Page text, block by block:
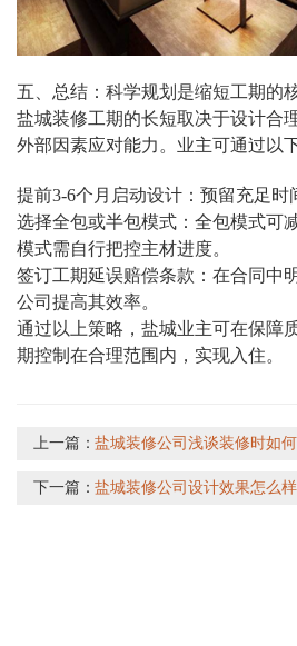
五、总结：科学规划是缩短工期的
盐城装修工期的长短取决于设计合
外部因素应对能力。业主可通过以
提前3-6个月启动设计：预留充足时
选择全包或半包模式：全包模式可
模式需自行把控主材进度。
签订工期延误赔偿条款：在合同中
公司提高其效率。
通过以上策略，盐城业主可在保障
期控制在合理范围内，实现入住。
上一篇：盐城装修公司浅谈装修时如
下一篇：盐城装修公司设计效果怎么